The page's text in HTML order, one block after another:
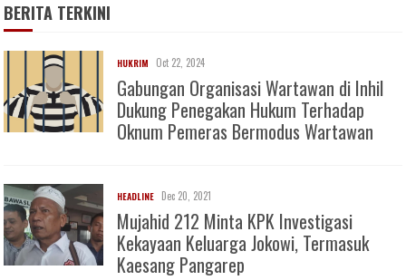
BERITA TERKINI
HUKRIM Oct 22, 2024
Gabungan Organisasi Wartawan di Inhil
Dukung Penegakan Hukum Terhadap
Oknum Pemeras Bermodus Wartawan
HEADLINE Dec 20, 2021
Mujahid 212 Minta KPK Investigasi
Kekayaan Keluarga Jokowi, Termasuk
Kaesang Pangarep